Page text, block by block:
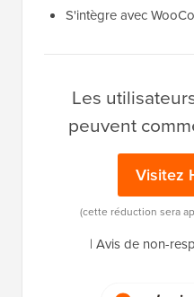
S'intègre avec
Les
peuvent
Visitez
(cette réduction sera
| Avis de non-